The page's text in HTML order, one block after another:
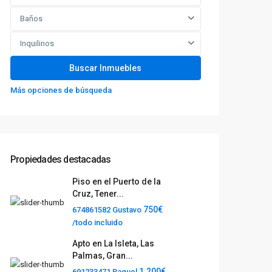
Baños
Inquilinos
Más opciones de búsqueda
Propiedades destacadas
Piso en el Puerto de la
Cruz, Tener...
674861582 Gustavo 750€
/todo incluido
Apto en La Isleta, Las
Palmas, Gran...